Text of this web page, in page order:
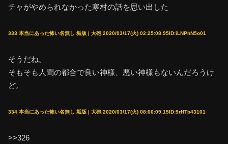
チャがやめられなかった寒村の話を思い出した
333 本当にあった怖い名無し 垢版 | 大砲 2020/03/17(火) 02:25:08.95ID:iLNPhN5o01
そうだね。
そもそも人間の都合で良い神様、悪い神様もないんだろうけ
ど。
334 本当にあった怖い名無し 垢版 | 大砲 2020/03/17(火) 08:06:09.15ID:9rHTb43101
>>326